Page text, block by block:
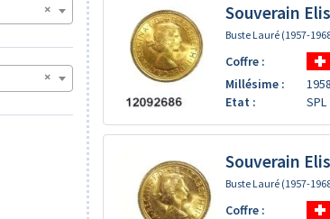
Souverain
Buste Lauré (1957-
Coffre :
Millésime :
1958
Etat :
SPL
Souverain
Buste Lauré (1957-
Coffre :